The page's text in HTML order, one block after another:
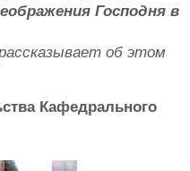
Господня в
об этом
Кафедрального